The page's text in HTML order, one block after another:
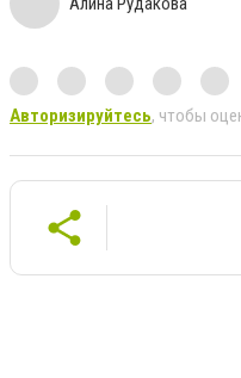
Авторизируйтесь, чтобы